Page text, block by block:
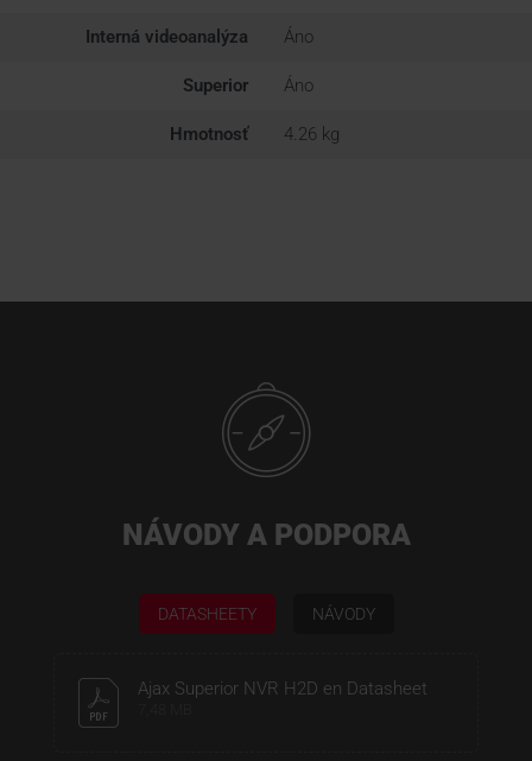
Interná videoanalýza Áno
Superior Áno
Hmotnosť 4.26 kg
NÁVODY A PODPORA
DATASHEETY NÁVODY
Ajax Superior NVR H2D en Datasheet